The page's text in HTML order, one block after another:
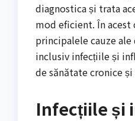
diagnostica și trata
mod eficient. În
principalele cauze
inclusiv infecțiile și
de sănătate cronice și
Infecțiile și